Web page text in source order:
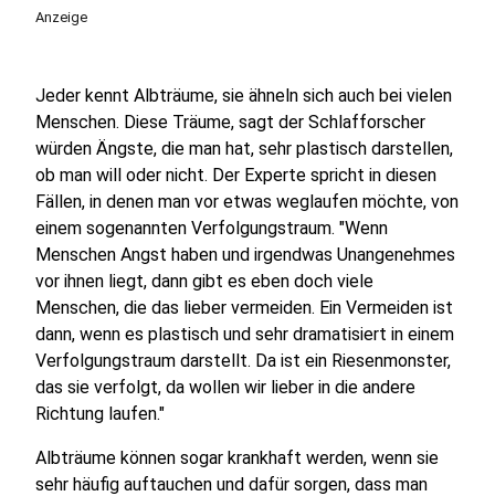
Anzeige
Jeder kennt Albträume, sie ähneln sich auch bei vielen
Menschen. Diese Träume, sagt der Schlafforscher
würden Ängste, die man hat, sehr plastisch darstellen,
ob man will oder nicht. Der Experte spricht in diesen
Fällen, in denen man vor etwas weglaufen möchte, von
einem sogenannten Verfolgungstraum. "Wenn
Menschen Angst haben und irgendwas Unangenehmes
vor ihnen liegt, dann gibt es eben doch viele
Menschen, die das lieber vermeiden. Ein Vermeiden ist
dann, wenn es plastisch und sehr dramatisiert in einem
Verfolgungstraum darstellt. Da ist ein Riesenmonster,
das sie verfolgt, da wollen wir lieber in die andere
Richtung laufen."
Albträume können sogar krankhaft werden, wenn sie
sehr häufig auftauchen und dafür sorgen, dass man